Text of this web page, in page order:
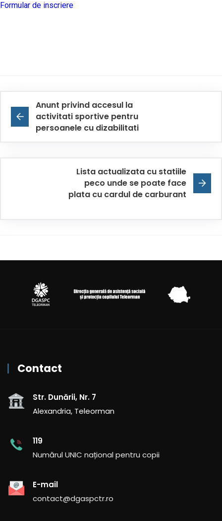
Formular de inscriere
Anunt privind accesul la
activitati sportive pentru
persoanele cu dizabilitati
Lista actualizata cu statiile
peco unde se poate face
plata cu cardul de carburant
Contact
Str. Dunării, Nr. 7
Alexandria, Teleorman
119
Numărul UNIC național pentru copii
E-mail
contact@dgaspctr.ro